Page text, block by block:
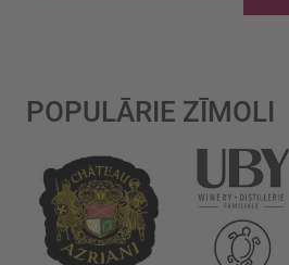
POPULĀRIE ZĪMOLI